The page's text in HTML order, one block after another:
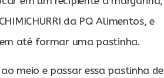
da PQ Alimentos, e
até formar uma pastinha.
meio e passar essa pastinha de